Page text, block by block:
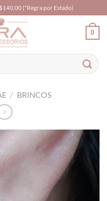
(*Regra por Estado)
0
/ BRINCOS